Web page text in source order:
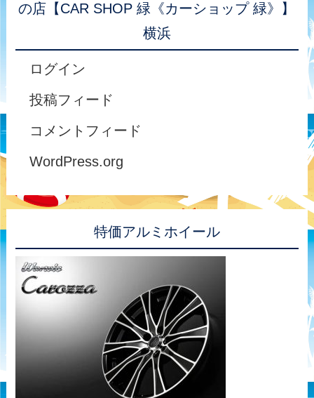
の店【CAR SHOP 緑《カーショップ 緑》】
横浜
ログイン
投稿フィード
コメントフィード
WordPress.org
特価アルミホイール